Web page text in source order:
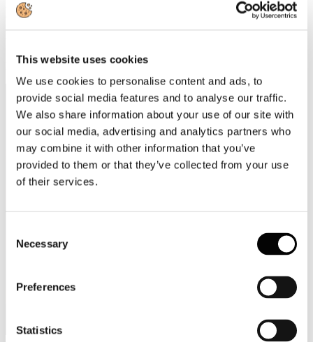
This website uses cookies
We use cookies to personalise content and ads, to
provide social media features and to analyse our traffic.
We also share information about your use of our site with
our social media, advertising and analytics partners who
may combine it with other information that you’ve
provided to them or that they’ve collected from your use
of their services.
Selection
Necessary
Preferences
Statistics
21
Giugno
Federturismo: da 25 anni una forza dell'Italia